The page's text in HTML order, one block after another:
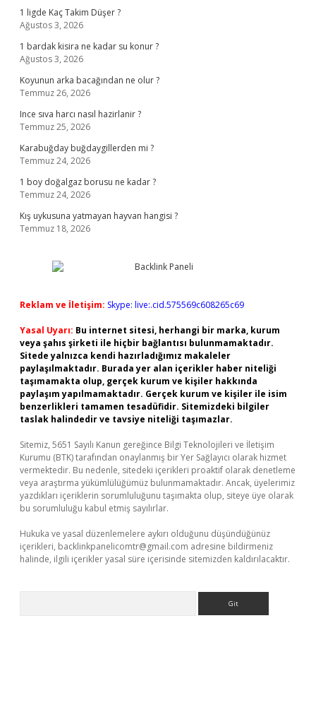
1 ligde Kaç Takim Düşer ?
Ağustos 3, 2026
1 bardak kisira ne kadar su konur ?
Ağustos 3, 2026
Koyunun arka bacağından ne olur ?
Temmuz 26, 2026
Ince sıva harcı nasıl hazirlanir ?
Temmuz 25, 2026
Karabuğday buğdaygillerden mi ?
Temmuz 24, 2026
1 boy doğalgaz borusu ne kadar ?
Temmuz 24, 2026
Kış uykusuna yatmayan hayvan hangisi ?
Temmuz 18, 2026
Reklam ve İletişim: Skype: live:.cid.575569c608265c69
Yasal Uyarı: Bu internet sitesi, herhangi bir marka, kurum
veya şahıs şirketi ile hiçbir bağlantısı bulunmamaktadır.
Sitede yalnızca kendi hazırladığımız makaleler
paylaşılmaktadır. Burada yer alan içerikler haber niteliği
taşımamakta olup, gerçek kurum ve kişiler hakkında
paylaşım yapılmamaktadır. Gerçek kurum ve kişiler ile isim
benzerlikleri tamamen tesadüfidir. Sitemizdeki bilgiler
taslak halindedir ve tavsiye niteliği taşımazlar.
Sitemiz, 5651 Sayılı Kanun gereğince Bilgi Teknolojileri ve İletişim
Kurumu (BTK) tarafından onaylanmış bir Yer Sağlayıcı olarak hizmet
vermektedir. Bu nedenle, sitedeki içerikleri proaktif olarak denetleme
veya araştırma yükümlülüğümüz bulunmamaktadır. Ancak, üyelerimiz
yazdıkları içeriklerin sorumluluğunu taşımakta olup, siteye üye olarak
bu sorumluluğu kabul etmiş sayılırlar.
Hukuka ve yasal düzenlemelere aykırı olduğunu düşündüğünüz
içerikleri, backlinkpanelicomtr@gmail.com adresine bildirmeniz
halinde, ilgili içerikler yasal süre içerisinde sitemizden kaldırılacaktır.